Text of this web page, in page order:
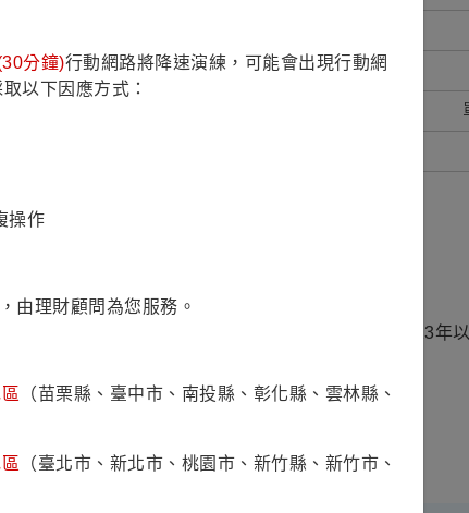
投資政策
分析師，主要研究領域為全球再生能源產業，自2013年
主題式研究想法。
人壽擔任分析師。
子設備和公用事業。
析師執照。
分鐘)行動網路將降速演練，可能會出現行動網
以下因應方式：
操作
，由理財顧問為您服務。
（苗栗縣、臺中市、南投縣、彰化縣、雲林縣、
（臺北市、新北市、桃園市、新竹縣、新竹市、